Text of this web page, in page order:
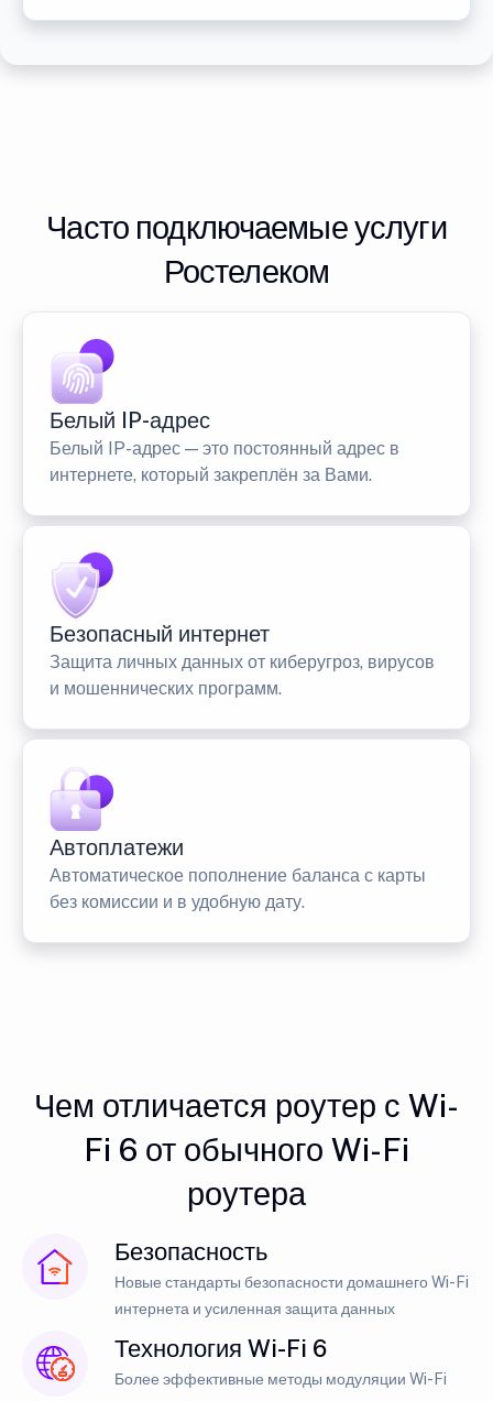
Часто подключаемые услуги
Ростелеком
Белый IP-адрес
Белый IP-адрес — это постоянный адрес в
интернете, который закреплён за Вами.
Безопасный интернет
Защита личных данных от киберугроз, вирусов
и мошеннических программ.
Автоплатежи
Автоматическое пополнение баланса с карты
без комиссии и в удобную дату.
Чем отличается роутер с Wi-
Fi 6 от обычного Wi-Fi
роутера
Безопасность
Новые стандарты безопасности домашнего Wi-Fi
интернета и усиленная защита данных
Технология Wi-Fi 6
Более эффективные методы модуляции Wi-Fi